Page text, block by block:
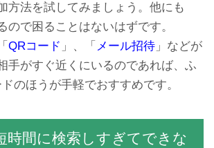
方法を試してみましょう。他にも
ので困ることはないはずです。
QRコード 」、「 メール招待 」などが
手がすぐ近くにいるのであれば、ふ
のほうが手軽でおすすめです。
時間に検索しすぎてできな